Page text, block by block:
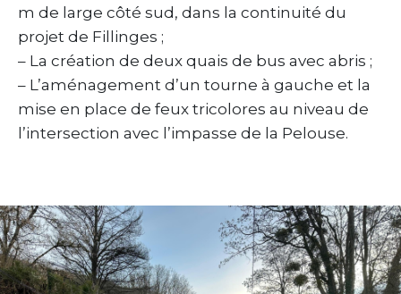
m de large côté sud, dans la continuité du
projet de Fillinges ;
– La création de deux quais de bus avec abris ;
– L’aménagement d’un tourne à gauche et la
mise en place de feux tricolores au niveau de
l’intersection avec l’impasse de la Pelouse.